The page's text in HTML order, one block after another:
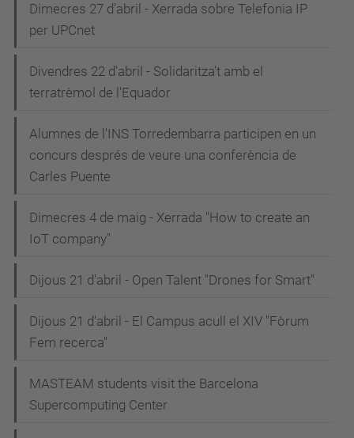
Dimecres 27 d'abril - Xerrada sobre Telefonia IP
per UPCnet
Divendres 22 d'abril - Solidaritza't amb el
terratrèmol de l'Equador
Alumnes de l'INS Torredembarra participen en un
concurs després de veure una conferència de
Carles Puente
Dimecres 4 de maig - Xerrada "How to create an
IoT company"
Dijous 21 d'abril - Open Talent "Drones for Smart"
Dijous 21 d'abril - El Campus acull el XIV "Fòrum
Fem recerca"
MASTEAM students visit the Barcelona
Supercomputing Center